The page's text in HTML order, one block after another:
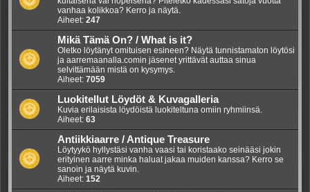
vanhaa kolikkoa? Kerro ja näytä.
Aiheet: 247
Mikä Tämä On? / What is it?
Oletko löytänyt omituisen esineen? Näytä tunnistamaton löytösi
ja aarremaanalla.comin jäsenet yrittävät auttaa sinua
selvittämään mistä on kysymys.
Aiheet: 7059
Luokitellut Löydöt & Kuvagalleria
Kuvia erilaisista löydöistä luokiteltuna omiin ryhmiinsä.
Aiheet: 63
Antiikkiaarre / Antique Treasure
Löytyykö hyllystäsi vanha vaasi tai koristaako seinääsi jokin
erityinen aarre minka haluat jakaa muiden kanssa? Kerro se
sanoin ja näytä kuvin.
Aiheet: 152